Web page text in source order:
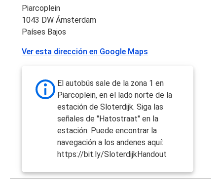
Piarcoplein
1043 DW Ámsterdam
Países Bajos
Ver esta dirección en Google Maps
El autobús sale de la zona 1 en
Piarcoplein, en el lado norte de la
estación de Sloterdijk. Siga las
señales de "Hatostraat" en la
estación. Puede encontrar la
navegación a los andenes aquí:
https://bit.ly/SloterdijkHandout